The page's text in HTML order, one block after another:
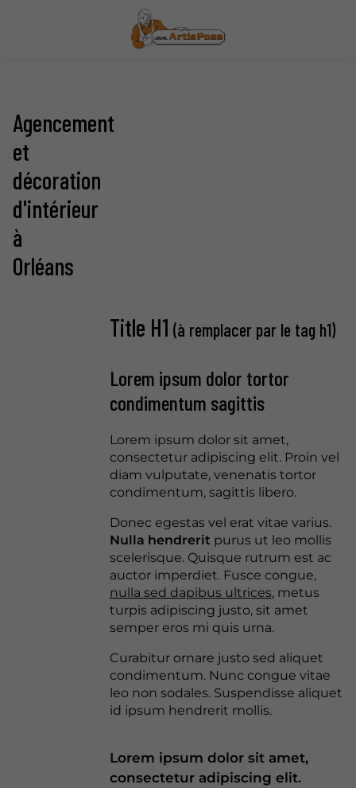
Agencement
et
décoration
d'intérieur
à
Orléans
Title H1 (à remplacer par le tag h1)
Lorem ipsum dolor tortor
condimentum sagittis
Lorem ipsum dolor sit amet,
consectetur adipiscing elit. Proin vel
diam vulputate, venenatis tortor
condimentum, sagittis libero.
Donec egestas vel erat vitae varius.
Nulla hendreritpurus ut leo mollis
scelerisque. Quisque rutrum est ac
auctor imperdiet. Fusce congue,
nulla sed dapibus ultrices, metus
turpis adipiscing justo, sit amet
semper eros mi quis urna.
Curabitur ornare justo sed aliquet
condimentum. Nunc congue vitae
leo non sodales. Suspendisse aliquet
id ipsum hendrerit mollis.
Lorem ipsum dolor sit amet,
consectetur adipiscing elit.